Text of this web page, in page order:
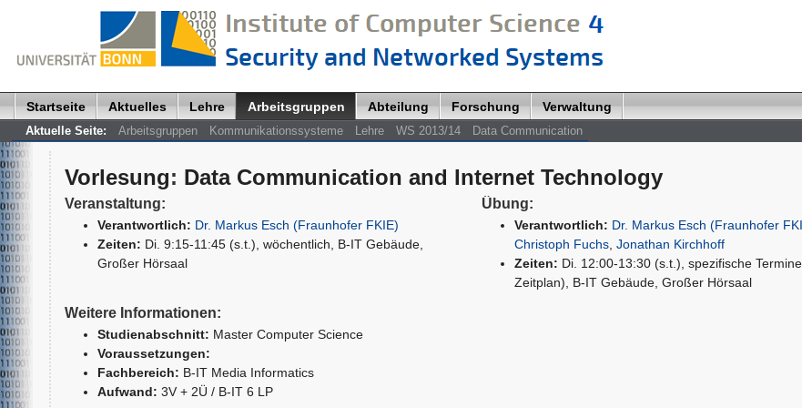
Startseite Aktuelles Lehre Arbeitsgruppen Abteilung Forschung Verwaltung
Aktuelle Seite: Arbeitsgruppen Kommunikationssysteme Lehre WS 2013/14 Data Communication
Vorlesung: Data Communication and Internet Technology
Veranstaltung:
Verantwortlich: Dr. Markus Esch (Fraunhofer FKIE)
Zeiten: Di. 9:15-11:45 (s.t.), wöchentlich, B-IT Gebäude,
Großer Hörsaal
Übung:
Verantwortlich: Dr. Markus Esch (Fraunhofer
Christoph Fuchs ,Jonathan Kirchhoff
Zeiten: Di. 12:00-13:30 (s.t.), spezifische
Zeitplan), B-IT Gebäude, Großer Hörsaal
Weitere Informationen:
Studienabschnitt: Master Computer Science
Voraussetzungen:
Fachbereich: B-IT Media Informatics
Aufwand: 3V + 2Ü / B-IT 6 LP